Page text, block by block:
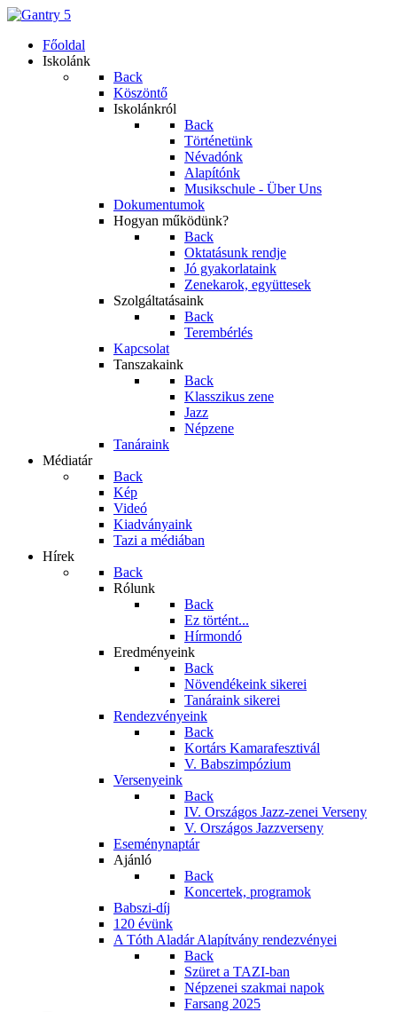
Főoldal
Iskolánk
Back
Köszöntő
Iskolánkról
Back
Történetünk
Névadónk
Alapítónk
Musikschule - Über Uns
Dokumentumok
Hogyan működünk?
Back
Oktatásunk rendje
Jó gyakorlataink
Zenekarok, együttesek
Szolgáltatásaink
Back
Terembérlés
Kapcsolat
Tanszakaink
Back
Klasszikus zene
Jazz
Népzene
Tanáraink
Médiatár
Back
Kép
Videó
Kiadványaink
Tazi a médiában
Hírek
Back
Rólunk
Back
Ez történt...
Hírmondó
Eredményeink
Back
Növendékeink sikerei
Tanáraink sikerei
Rendezvényeink
Back
Kortárs Kamarafesztivál
V. Babszimpózium
Versenyeink
Back
IV. Országos Jazz-zenei Verseny
V. Országos Jazzverseny
Eseménynaptár
Ajánló
Back
Koncertek, programok
Babszi-díj
120 évünk
A Tóth Aladár Alapítvány rendezvényei
Back
Szüret a TAZI-ban
Népzenei szakmai napok
Farsang 2025